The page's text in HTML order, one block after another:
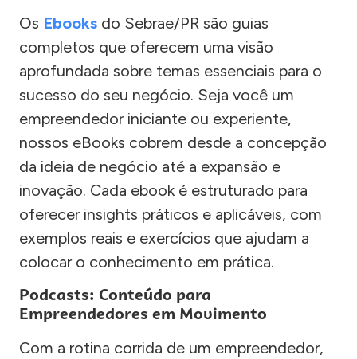
Os Ebooks do Sebrae/PR são guias
completos que oferecem uma visão
aprofundada sobre temas essenciais para o
sucesso do seu negócio. Seja você um
empreendedor iniciante ou experiente,
nossos eBooks cobrem desde a concepção
da ideia de negócio até a expansão e
inovação. Cada ebook é estruturado para
oferecer insights práticos e aplicáveis, com
exemplos reais e exercícios que ajudam a
colocar o conhecimento em prática.
Podcasts: Conteúdo para
Empreendedores em Movimento
Com a rotina corrida de um empreendedor,